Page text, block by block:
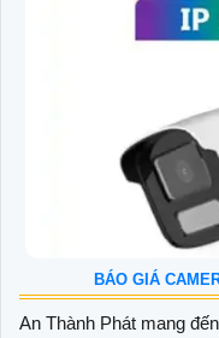
BÁO GIÁ
An Thành Phát mang